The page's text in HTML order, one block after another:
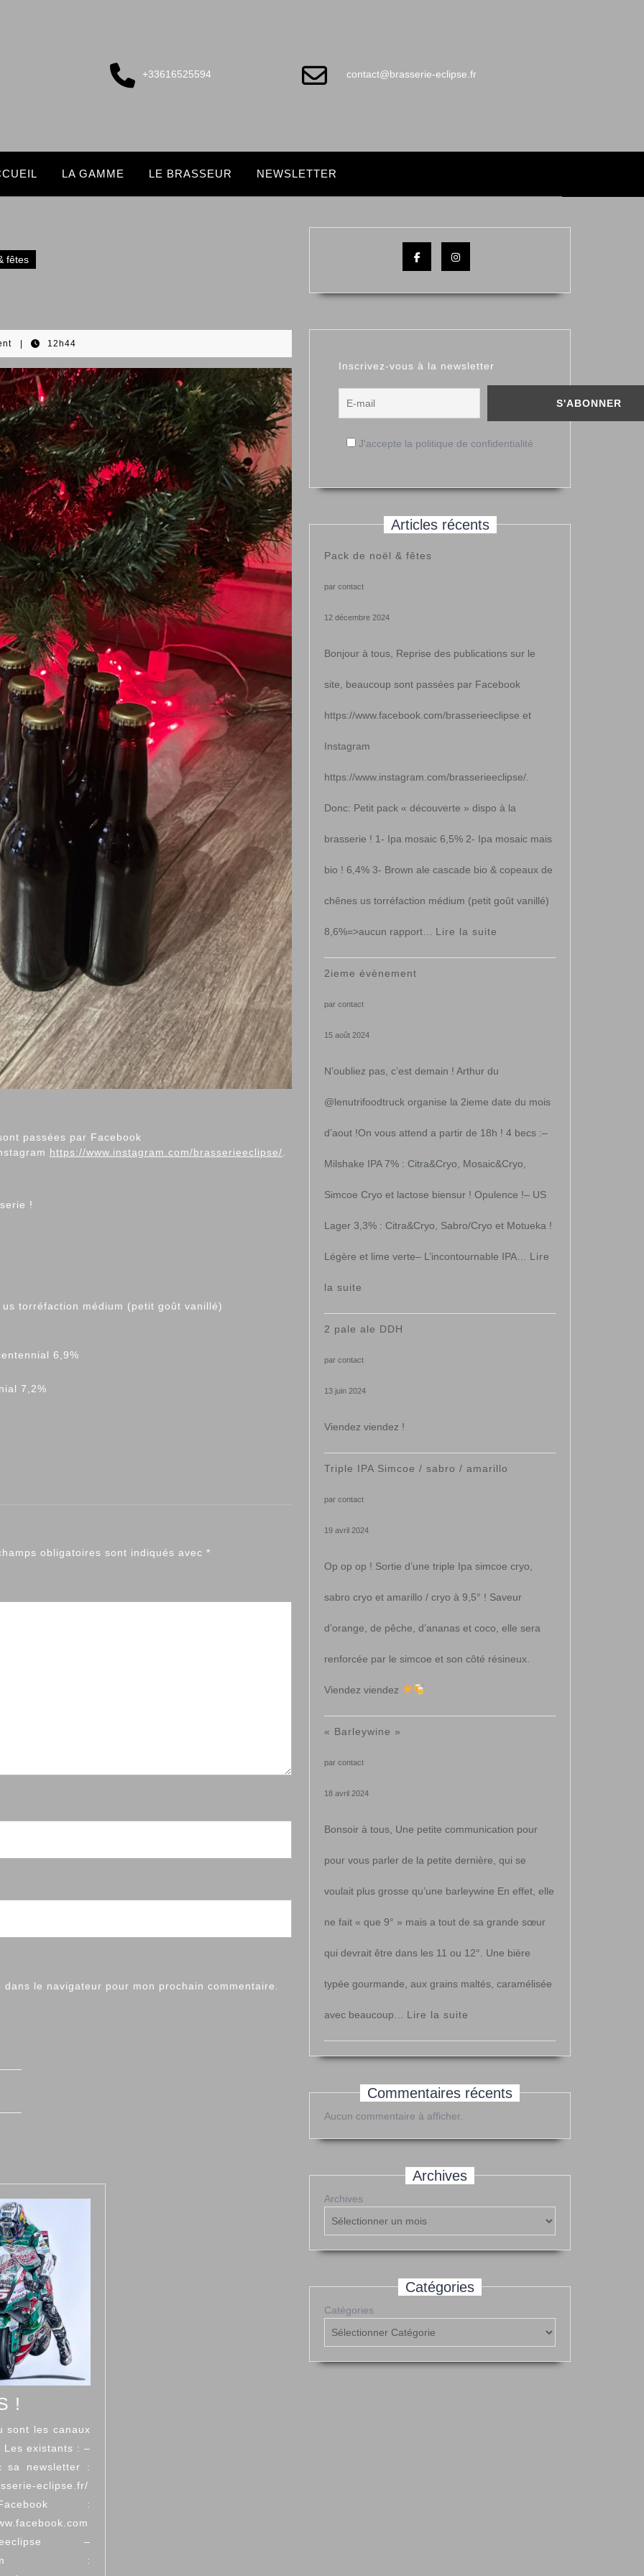
+33616525594 contact@brasserie-eclipse.fr
LA GAMME LE BRASSEUR NEWSLETTER
fêtes
12h44
passées par Facebook
https://www.instagram.com/brasserieeclipse/
!
torréfaction médium (petit goût vanillé)
6,9%
7,2%
obligatoires sont indiqués avec *
le navigateur pour mon prochain commentaire.
!
!
sont les canaux
Les existants : –
sa newsletter :
eclipse.fr/
:
–
:
Inscrivez-vous à la newsletter
J'accepte la politique de confidentialité
Articles récents
Pack de noël & fêtes
par contact
12 décembre 2024
Bonjour à tous, Reprise des publications sur le
site, beaucoup sont passées par Facebook
https://www.facebook.com/brasserieeclipse et
Instagram
https://www.instagram.com/brasserieeclipse/.
Donc: Petit pack « découverte » dispo à la
brasserie ! 1- Ipa mosaic 6,5% 2- Ipa mosaic mais
bio ! 6,4% 3- Brown ale cascade bio & copeaux de
chênes us torréfaction médium (petit goût vanillé)
8,6%=>aucun rapport… Lire la suite
Pack
2ieme évènement
par contact
15 août 2024
N’oubliez pas, c’est demain ! Arthur du
@lenutrifoodtruck organise la 2ieme date du mois
d’aout !On vous attend a partir de 18h ! 4 becs :–
Milshake IPA 7% : Citra&Cryo, Mosaic&Cryo,
Simcoe Cryo et lactose biensur ! Opulence !– US
Lager 3,3% : Citra&Cryo, Sabro/Cryo et Motueka !
Légère et lime verte– L’incontournable IPA… Lire
la suite
2ieme
2 pale ale DDH
par contact
13 juin 2024
Viendez viendez !
Triple IPA Simcoe / sabro / amarillo
par contact
19 avril 2024
Op op op ! Sortie d’une triple Ipa simcoe cryo,
sabro cryo et amarillo / cryo à 9,5° ! Saveur
d’orange, de pêche, d’ananas et coco, elle sera
renforcée par le simcoe et son côté résineux.
Viendez viendez
« Barleywine »
par contact
18 avril 2024
Bonsoir à tous, Une petite communication pour
pour vous parler de la petite dernière, qui se
voulait plus grosse qu’une barleywine En effet, elle
ne fait « que 9° » mais a tout de sa grande sœur
qui devrait être dans les 11 ou 12°. Une bière
typée gourmande, aux grains maltés, caramélisée
avec beaucoup… Lire la suite
« Barleywine »
Commentaires récents
Aucun commentaire à afficher.
Archives
Archives
Catégories
Catégories